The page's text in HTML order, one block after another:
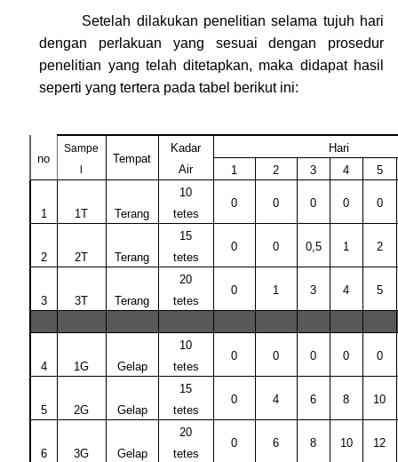
Setelah dilakukan penelitian selama tujuh hari
dengan perlakuan yang sesuai dengan prosedur
penelitian yang telah ditetapkan, maka didapat hasil
seperti yang tertera pada tabel berikut ini:
no
Sampe
Tempat
Kadar
Air
Hari
1
2 3 4 5
1 1T Terang
10
tetes
0 0 0 0 0
2 2T Terang
15
tetes
0 0 0,5 1 2
3 3T Terang
20
tetes
0 1 3 4 5
4 1G Gelap
10
tetes
0 0 0 0 0
5 2G Gelap
15
tetes
0 4 6 8 10
6 3G Gelap
20
tetes
0 6 8 10 12